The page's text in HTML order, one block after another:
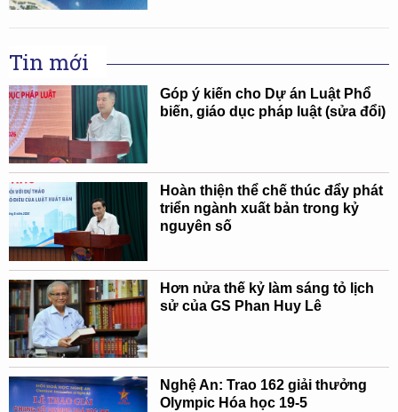
Tin mới
Góp ý kiến cho Dự án Luật Phổ
biến, giáo dục pháp luật (sửa đổi)
Hoàn thiện thể chế thúc đẩy phát
triển ngành xuất bản trong kỷ
nguyên số
Hơn nửa thế kỷ làm sáng tỏ lịch
sử của GS Phan Huy Lê
Nghệ An: Trao 162 giải thưởng
Olympic Hóa học 19-5